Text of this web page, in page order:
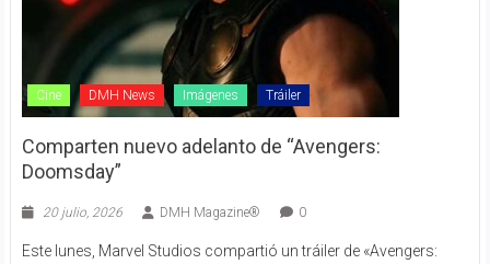
Cine DMH News Imágenes Tráiler
Comparten nuevo adelanto de “Avengers:
Doomsday”
20 julio, 2026 DMH Magazine® 0
Este lunes, Marvel Studios compartió un tráiler de «Avengers: